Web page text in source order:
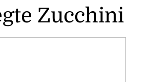
Zucchini